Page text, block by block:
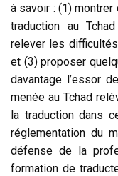
à savoir : (1) montrer
traduction au
relever les
et (3) proposer
davantage l’essor
menée au Tchad
la traduction dans
réglementation du
défense de la
formation de